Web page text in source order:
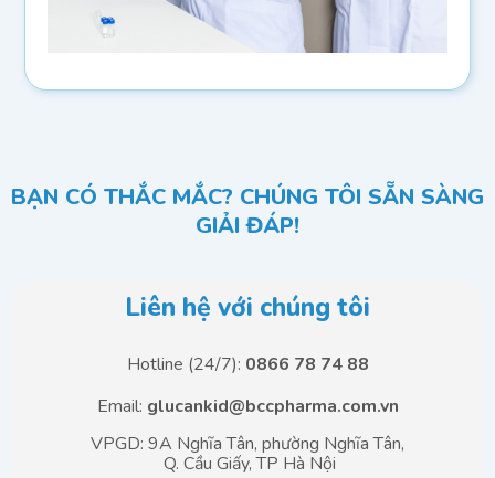
BẠN CÓ THẮC MẮC? CHÚNG TÔI SẴN SÀNG
GIẢI ĐÁP!
Liên hệ với chúng tôi
Hotline (24/7): 0866 78 74 88
Email: glucankid@bccpharma.com.vn
VPGD: 9A Nghĩa Tân, phường Nghĩa Tân,
Q. Cầu Giấy, TP Hà Nội